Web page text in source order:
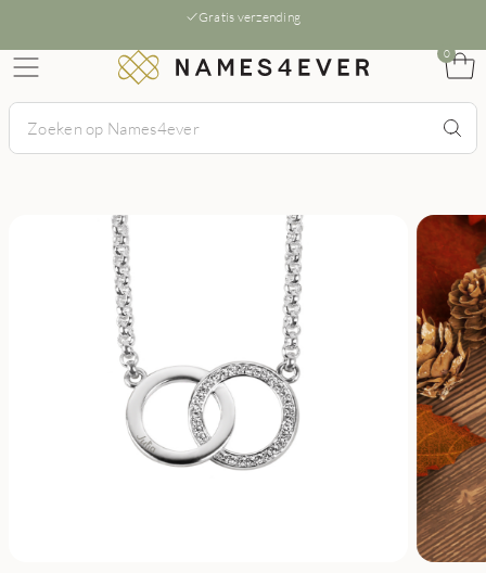
Gratis verzending
0